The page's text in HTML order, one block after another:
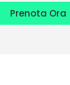
Prenota Ora